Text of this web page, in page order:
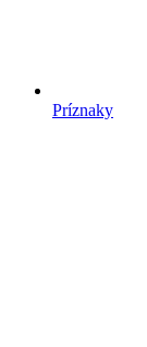
Príznaky